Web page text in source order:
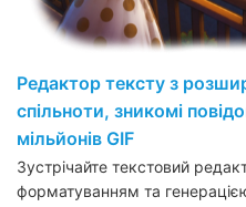
Редактор тексту з
спільноти, зникомі
мільйонів GIF
Зустрічайте текстовий
форматуванням та